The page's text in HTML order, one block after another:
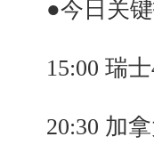
●今日关键
15:00 瑞士
20:30 加拿